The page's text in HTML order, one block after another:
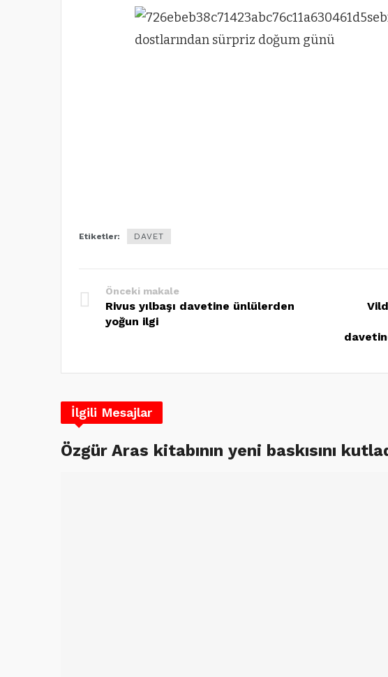
Etiketler: DAVET
Önceki makale
Rivus yılbaşı davetine ünlülerden
yoğun ilgi
İlgili Mesajlar
Özgür Aras kitabının yeni baskısını